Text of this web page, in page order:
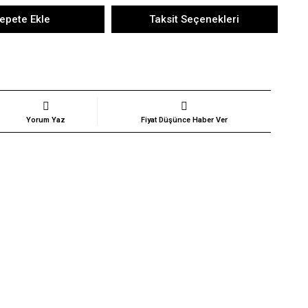
Ekle Taksit Seçenekleri
Yorum Yaz Fiyat Düşünce Haber Ver